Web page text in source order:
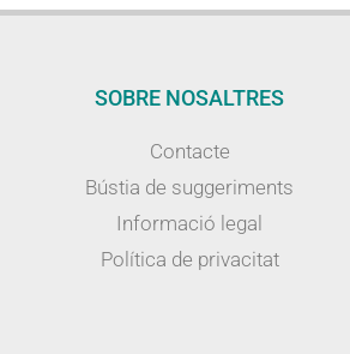
SOBRE NOSALTRES
Contacte
Bústia de suggeriments
Informació legal
Política de privacitat